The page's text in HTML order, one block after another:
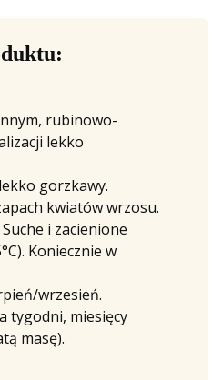
rubinowo-
lekko
gorzkawy.
kwiatów wrzosu.
Suche i zacienione
Koniecznie w
wrzesień.
tygodni, miesięcy
masę).